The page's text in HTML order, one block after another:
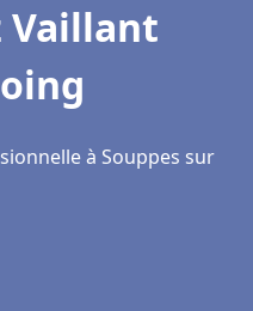
Vaillant
à Souppes sur